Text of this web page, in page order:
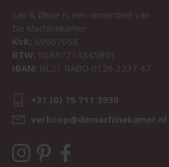
Sav & Økse is een onderdeel van
De Machinekamer
KvK: 69067058
BTW: NL857714545B01
IBAN: NL21 RABO 0126 3237 47
+31 (0) 75 711 3930
verkoop@demachinekamer.nl